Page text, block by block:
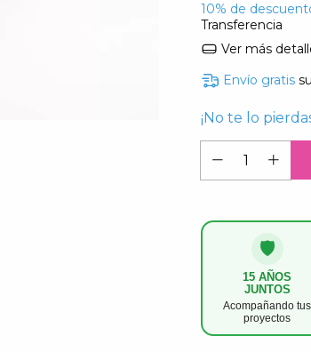
10% de
Transferencia
Ver más
Envío gratis
¡No te lo
🛡️
15 AÑOS
JUNTOS
Acompañando tus
proyectos